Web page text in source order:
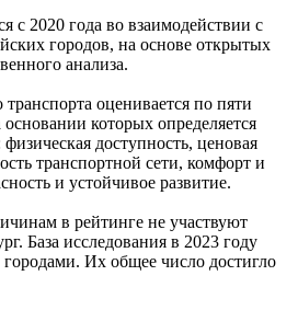
с 2020 года во взаимодействии с
городов, на основе открытых
анализа.
оценивается по пяти
которых определяется
доступность, ценовая
транспортной сети, комфорт и
и устойчивое развитие.
в рейтинге не участвуют
База исследования в 2023 году
Их общее число достигло